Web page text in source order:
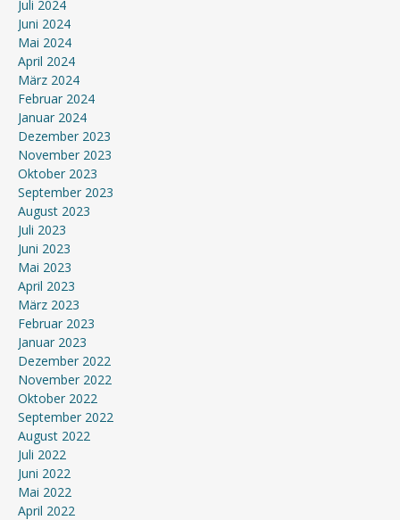
Juli 2024
Juni 2024
Mai 2024
April 2024
März 2024
Februar 2024
Januar 2024
Dezember 2023
November 2023
Oktober 2023
September 2023
August 2023
Juli 2023
Juni 2023
Mai 2023
April 2023
März 2023
Februar 2023
Januar 2023
Dezember 2022
November 2022
Oktober 2022
September 2022
August 2022
Juli 2022
Juni 2022
Mai 2022
April 2022